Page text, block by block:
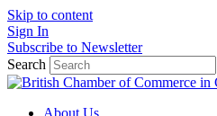
Skip to content
Sign In
Subscribe to Newsletter
Search
About Us